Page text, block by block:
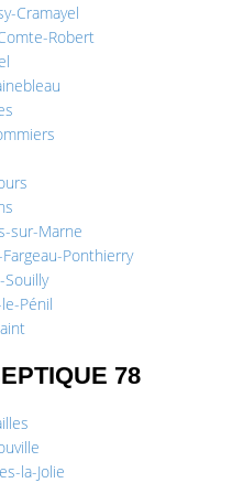
Cramayel
Robert
sur-Marne
Ponthierry
Pénil
78
la-Jolie